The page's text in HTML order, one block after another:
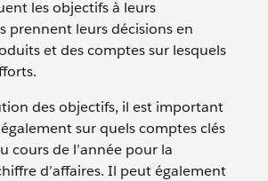
les objectifs à leurs
prennent leurs décisions en
et des comptes sur lesquels
des objectifs, il est important
sur quels comptes clés
cours de l’année pour la
d’affaires. Il peut également